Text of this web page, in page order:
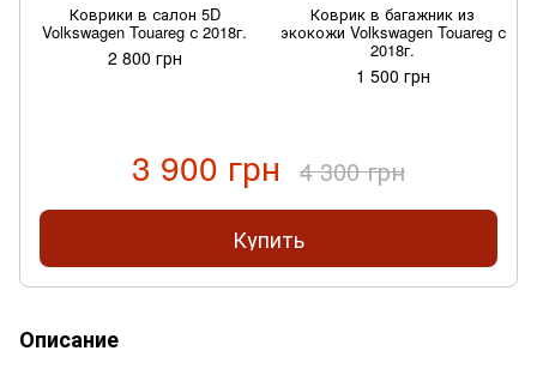
Коврики в салон 5D
Volkswagen Touareg с 2018г.
2 800 грн
Коврик в багажник из
экокожи Volkswagen Touareg с
2018г.
1 500 грн
3 900 грн 4 300 грн
Купить
Описание